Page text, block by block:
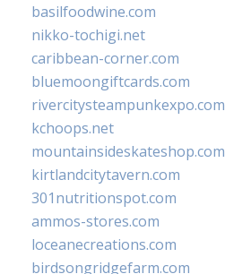
basilfoodwine.com
nikko-tochigi.net
caribbean-corner.com
bluemoongiftcards.com
rivercitysteampunkexpo.com
kchoops.net
mountainsideskateshop.com
kirtlandcitytavern.com
301nutritionspot.com
ammos-stores.com
loceanecreations.com
birdsongridgefarm.com